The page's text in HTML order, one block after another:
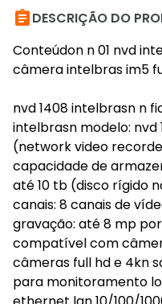
DESCRIÇÃO DO
Conteúdon n 01 nvd
câmera intelbras im5
nvd 1408 intelbrasn n
intelbrasn modelo:
(network video
capacidade de
até 10 tb (disco rígido
canais: 8 canais de
gravação: até 8 mp
compatível com
câmeras full hd e 4kn
para monitoramento